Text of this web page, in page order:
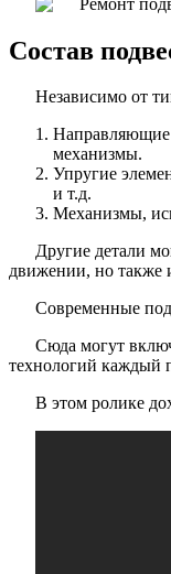
Состав
Независимо от
Направляющие
механизмы.
Упругие
и т.д.
Механизмы,
Другие детали
движении, но также
Современные
Сюда могут
технологий каждый
В этом ролике